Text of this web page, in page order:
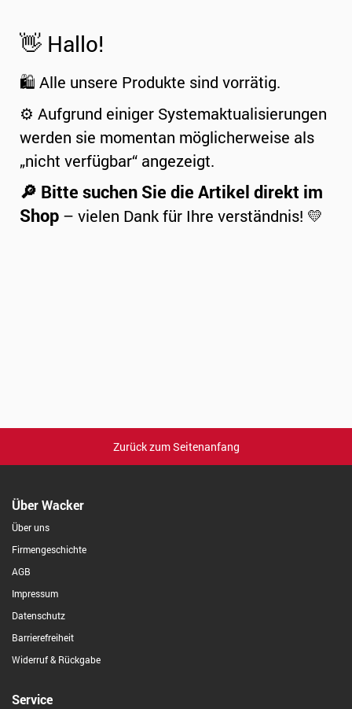
👋 Hallo!
🛍️ Alle unsere Produkte sind vorrätig.
⚙️ Aufgrund einiger Systemaktualisierungen
werden sie momentan möglicherweise als
„nicht verfügbar“ angezeigt.
🔎 Bitte suchen Sie die Artikel direkt im
Shop – vielen Dank für Ihre verständnis! 💛
Zurück zum Seitenanfang
Über Wacker
Über uns
Firmengeschichte
AGB
Impressum
Datenschutz
Barrierefreiheit
Widerruf & Rückgabe
Service